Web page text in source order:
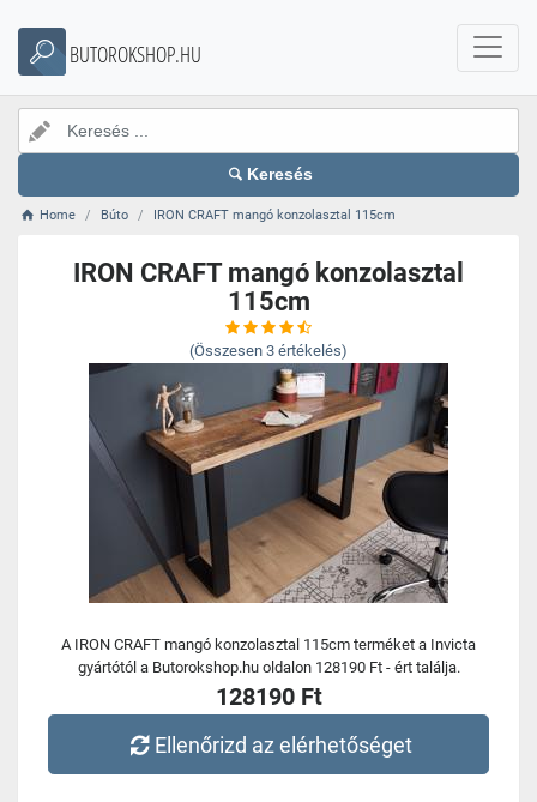
BUTOROKSHOP.HU
Keresés
Home Búto IRON CRAFT mangó konzolasztal 115cm
IRON CRAFT mangó konzolasztal
115cm
(Összesen 3 értékelés)
A IRON CRAFT mangó konzolasztal 115cm terméket a Invicta
gyártótól a Butorokshop.hu oldalon 128190 Ft - ért találja.
128190 Ft
Ellenőrizd az elérhetőséget